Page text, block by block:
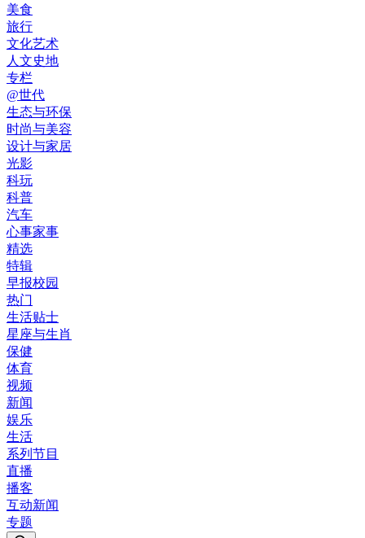
美食
旅行
文化艺术
人文史地
专栏
@世代
生态与环保
时尚与美容
设计与家居
光影
科玩
科普
汽车
心事家事
精选
特辑
早报校园
热门
生活贴士
星座与生肖
保健
体育
视频
新闻
娱乐
生活
系列节目
直播
播客
互动新闻
专题